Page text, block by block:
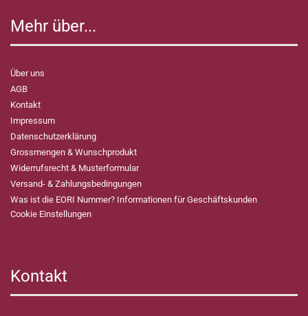
Mehr über...
Über uns
AGB
Kontakt
Impressum
Datenschutzerklärung
Grossmengen & Wunschprodukt
Widerrufsrecht & Musterformular
Versand- & Zahlungsbedingungen
Was ist die EORI Nummer? Informationen für Geschäftskunden
Cookie Einstellungen
Kontakt